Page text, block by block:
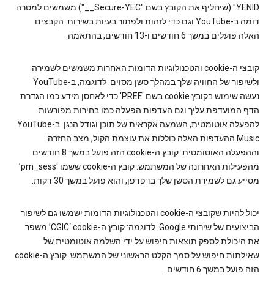
YENID" (שיחליף את הקובץ בשם "‎__Secure-YEC") משמשים למטרה
דומה ב-YouTube וגם כדי לזהות ולפתור בעיות בשירות. הקבצים
האלה פועלים במשך 6 חודשים ו-13 חודשים, בהתאמה.
קובצי ה-cookie והטכנולוגיות הדומות האחרות משמשים לשמירה
ולשיפור של החוויה שלך במהלך סשן מסוים. לדוגמה, ב-YouTube
נעשה שימוש בקובץ cookie בשם 'PREF' כדי לאחסן מידע כמו הגדרת
הדף המועדפת עליך וגם העדפות הפעלה כמו בחירות מפורשות
להפעלה אוטומטית, השמעה אקראית של תוכן וגודל הנגן. ב-YouTube
Music ההעדפות האלה כוללות את עוצמת הקול, מצב החזרה
וההפעלה האוטומטית. קובץ ה-cookie הזה פועל במשך 8 חודשים
מהפעילות האחרונה של המשתמש. קובץ ה-cookie ששמו ‘pm_sess’
מסייע גם לשמירת הסשן שלך בדפדפן, והוא פועל במשך 30 דקות.
יכול להיות שקובצי ה-cookie והטכנולוגיות הדומות ישמשו גם לשיפור
הביצועים של שירותי Google. לדוגמה: קובץ ה-cookie‏ ‘CGIC’ משפר
את היכולת לספק תוצאות חיפוש על ידי השלמה אוטומטית של
שאילתות חיפוש על סמך הקלט הראשוני של המשתמש. קובץ ה-cookie
הזה פועל במשך 6 חודשים.